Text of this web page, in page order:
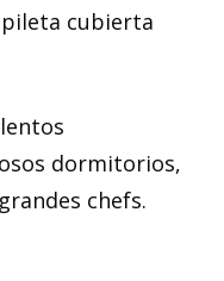
cubierta
dormitorios,
chefs.